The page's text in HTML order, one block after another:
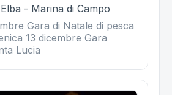
- Marina di Campo
Gara di Natale di pesca
13 dicembre Gara
Lucia